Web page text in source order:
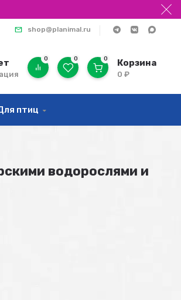
shop@planimal.ru
0 0 0 Корзина
0₽
птиц
водорослями и